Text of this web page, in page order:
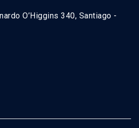
O’Higgins 340, Santiago -